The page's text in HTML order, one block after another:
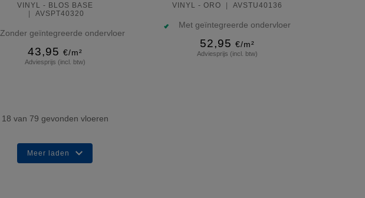
VINYL - BLOS BASE
AVSPT40320
Zonder geïntegreerde ondervloer
43,95 €/m²
Adviesprijs (incl. btw)
VINYL - ORO AVSTU40136
Met geïntegreerde ondervloer
52,95 €/m²
Adviesprijs (incl. btw)
18 van 79 gevonden vloeren
Meer laden